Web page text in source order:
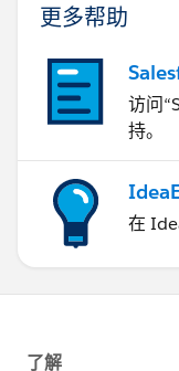
更多帮助
访问
持。
在